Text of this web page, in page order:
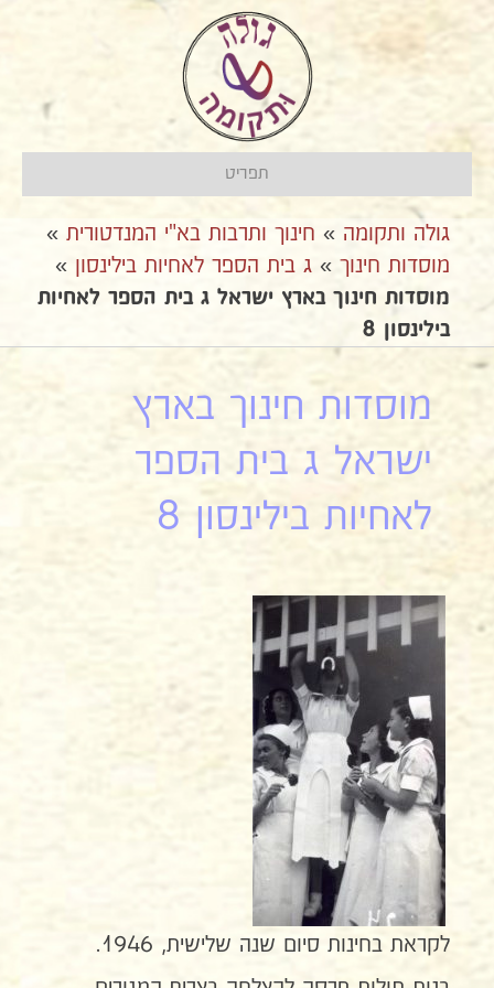
תפריט
גולה ותקומה » חינוך ותרבות בא"י המנדטורית »
מוסדות חינוך » ג בית הספר לאחיות בילינסון »
מוסדות חינוך בארץ ישראל ג בית הספר לאחיות
בילינסון 8
מוסדות חינוך בארץ
ישראל ג בית הספר
לאחיות בילינסון 8
לקראת בחינות סיום שנה שלישית, 1946.